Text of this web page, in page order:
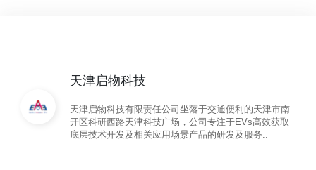
天津启物科技
天津启物科技有限责任公司坐落于交通便利的天津市南
开区科研西路天津科技广场，公司专注于EVs高效获取
底层技术开发及相关应用场景产品的研发及服务..